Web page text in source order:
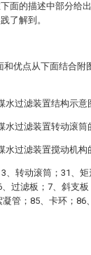
面的描述中部分给
了解到。
优点从下面结合附
水过滤装置结构示意
过滤装置转动滚筒
过滤装置搅动机构
转动滚筒；31、矩
过滤板；7、斜支
管；85、卡环；86